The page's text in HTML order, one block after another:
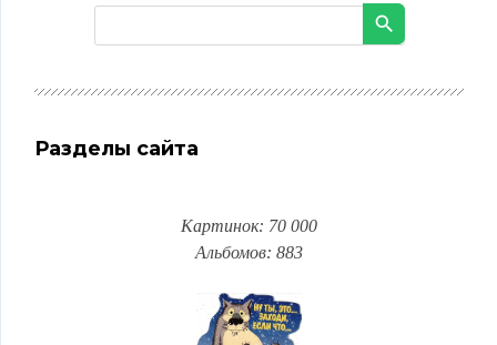
Разделы сайта
Картинок: 70 000
Альбомов: 883